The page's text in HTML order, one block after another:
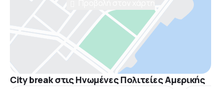
City break στις Ηνωμένες Πολιτείες Αμερικής